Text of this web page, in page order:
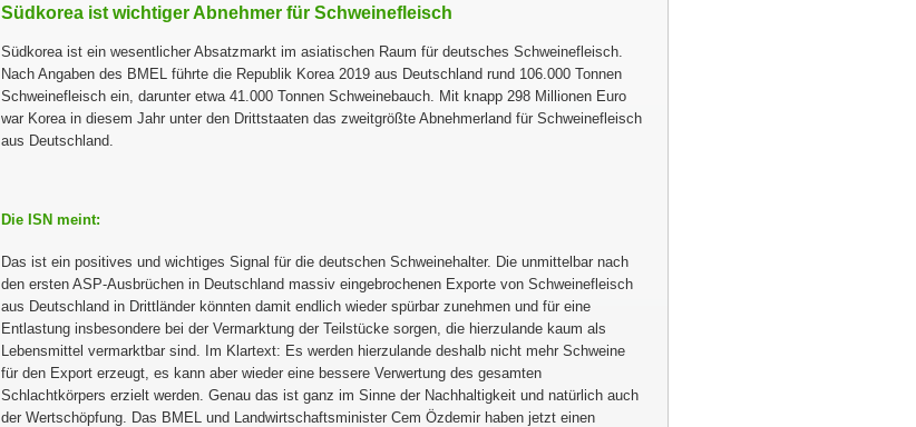
Südkorea ist wichtiger Abnehmer für Schweinefleisch
Südkorea ist ein wesentlicher Absatzmarkt im asiatischen Raum für deutsches Schweinefleisch.
Nach Angaben des BMEL führte die Republik Korea 2019 aus Deutschland rund 106.000 Tonnen
Schweinefleisch ein, darunter etwa 41.000 Tonnen Schweinebauch. Mit knapp 298 Millionen Euro
war Korea in diesem Jahr unter den Drittstaaten das zweitgrößte Abnehmerland für Schweinefleisch
aus Deutschland.
Die ISN meint:
Das ist ein positives und wichtiges Signal für die deutschen Schweinehalter. Die unmittelbar nach
den ersten ASP-Ausbrüchen in Deutschland massiv eingebrochenen Exporte von Schweinefleisch
aus Deutschland in Drittländer könnten damit endlich wieder spürbar zunehmen und für eine
Entlastung insbesondere bei der Vermarktung der Teilstücke sorgen, die hierzulande kaum als
Lebensmittel vermarktbar sind. Im Klartext: Es werden hierzulande deshalb nicht mehr Schweine
für den Export erzeugt, es kann aber wieder eine bessere Verwertung des gesamten
Schlachtkörpers erzielt werden. Genau das ist ganz im Sinne der Nachhaltigkeit und natürlich auch
der Wertschöpfung. Das BMEL und Landwirtschaftsminister Cem Özdemir haben jetzt einen